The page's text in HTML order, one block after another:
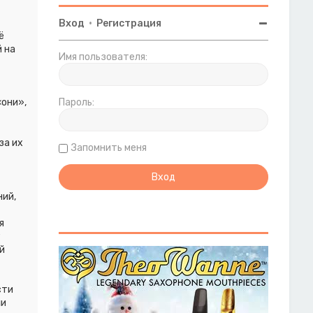
на
их
Вход • Регистрация
Имя пользователя:
Пароль:
Запомнить меня